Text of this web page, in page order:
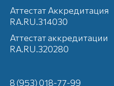
Аттестат Аккредитация
RA.RU.314030
Аттестат аккредитации
RA.RU.320280
8 (953) 018-77-99